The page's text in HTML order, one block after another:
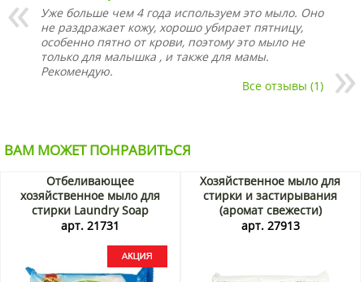
Уже больше чем 4 года используем это мыло. Оно
не раздражает кожу, хорошо убирает пятницу,
особенно пятно от крови, поэтому это мыло не
только для малышка , и также для мамы.
Рекомендую.
Все отзывы (1)
ВАМ МОЖЕТ ПОНРАВИТЬСЯ
Отбеливающее
хозяйственное мыло для
стирки Laundry Soap
Mukunghwa, Корея, 230 г
арт. 21731
Хозяйственное мыло для
стирки и застирывания
(аромат свежести)
Лана/Lana, Китай, 255 г
арт. 27913